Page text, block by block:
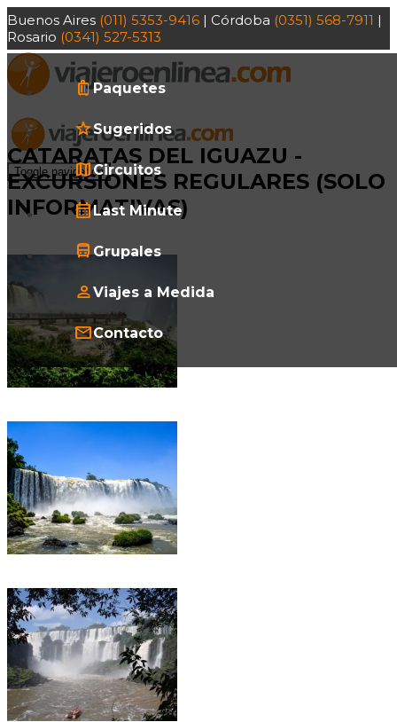
Buenos Aires (011) 5353-9416 | Córdoba (0351) 568-7911 |
Rosario (0341) 527-5313
Toggle navigation
Paquetes
Sugeridos
Circuitos
Last Minute
Grupales
Viajes a Medida
Contacto
CATARATAS DEL IGUAZU -
EXCURSIONES REGULARES (SOLO
INFORMATIVAS)